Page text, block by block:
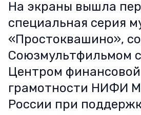
На экраны вышла
специальная серия
«Простоквашино»,
Союзмультфильмом
Центром финансовой
грамотности НИФИ
России при